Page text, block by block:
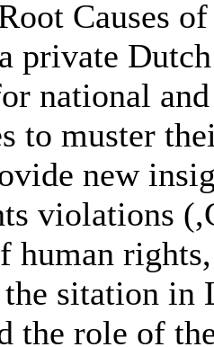
Causes
private
national
to muster
new
violations
human
sitation in
the role of